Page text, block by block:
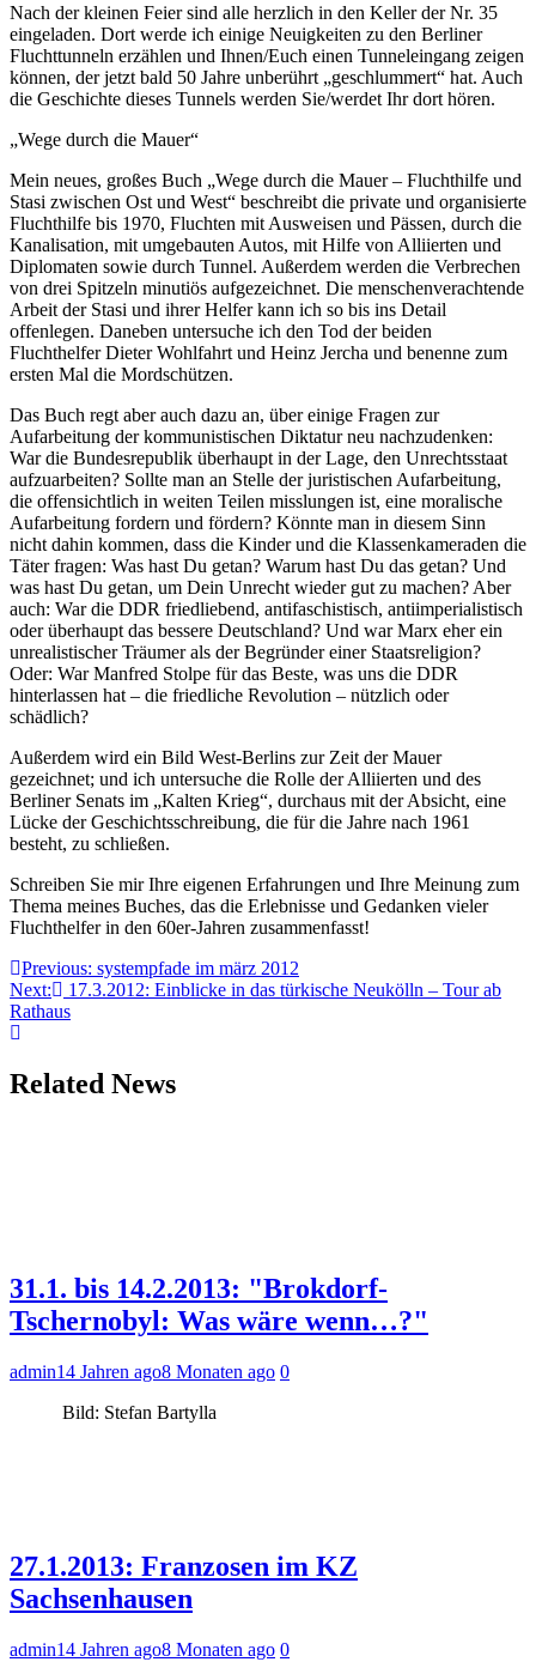
Nach der kleinen Feier sind alle herzlich in den Keller der Nr. 35
eingeladen. Dort werde ich einige Neuigkeiten zu den Berliner
Fluchttunneln erzählen und Ihnen/Euch einen Tunneleingang zeigen
können, der jetzt bald 50 Jahre unberührt „geschlummert“ hat. Auch
die Geschichte dieses Tunnels werden Sie/werdet Ihr dort hören.
„Wege durch die Mauer“
Mein neues, großes Buch „Wege durch die Mauer – Fluchthilfe und
Stasi zwischen Ost und West“ beschreibt die private und organisierte
Fluchthilfe bis 1970, Fluchten mit Ausweisen und Pässen, durch die
Kanalisation, mit umgebauten Autos, mit Hilfe von Alliierten und
Diplomaten sowie durch Tunnel. Außerdem werden die Verbrechen
von drei Spitzeln minutiös aufgezeichnet. Die menschenverachtende
Arbeit der Stasi und ihrer Helfer kann ich so bis ins Detail
offenlegen. Daneben untersuche ich den Tod der beiden
Fluchthelfer Dieter Wohlfahrt und Heinz Jercha und benenne zum
ersten Mal die Mordschützen.
Das Buch regt aber auch dazu an, über einige Fragen zur
Aufarbeitung der kommunistischen Diktatur neu nachzudenken:
War die Bundesrepublik überhaupt in der Lage, den Unrechtsstaat
aufzuarbeiten? Sollte man an Stelle der juristischen Aufarbeitung,
die offensichtlich in weiten Teilen misslungen ist, eine moralische
Aufarbeitung fordern und fördern? Könnte man in diesem Sinn
nicht dahin kommen, dass die Kinder und die Klassenkameraden die
Täter fragen: Was hast Du getan? Warum hast Du das getan? Und
was hast Du getan, um Dein Unrecht wieder gut zu machen? Aber
auch: War die DDR friedliebend, antifaschistisch, antiimperialistisch
oder überhaupt das bessere Deutschland? Und war Marx eher ein
unrealistischer Träumer als der Begründer einer Staatsreligion?
Oder: War Manfred Stolpe für das Beste, was uns die DDR
hinterlassen hat – die friedliche Revolution – nützlich oder
schädlich?
Außerdem wird ein Bild West-Berlins zur Zeit der Mauer
gezeichnet; und ich untersuche die Rolle der Alliierten und des
Berliner Senats im „Kalten Krieg“, durchaus mit der Absicht, eine
Lücke der Geschichtsschreibung, die für die Jahre nach 1961
besteht, zu schließen.
Schreiben Sie mir Ihre eigenen Erfahrungen und Ihre Meinung zum
Thema meines Buches, das die Erlebnisse und Gedanken vieler
Fluchthelfer in den 60er-Jahren zusammenfasst!
Beitragsnavigation
Previous: systempfade im märz 2012
Next:
17.3.2012: Einblicke in das türkische Neukölln – Tour ab
Rathaus
Related News
31.1. bis 14.2.2013: "Brokdorf-
Tschernobyl: Was wäre wenn…?"
admin14 Jahren ago8 Monaten ago 0
Bild: Stefan Bartylla
27.1.2013: Franzosen im KZ
Sachsenhausen
admin14 Jahren ago8 Monaten ago 0